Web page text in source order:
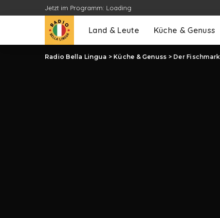
Jetzt im Programm: Loading
Land & Leute Küche & Genuss
Radio Bella Lingua > Küche & Genuss > Der